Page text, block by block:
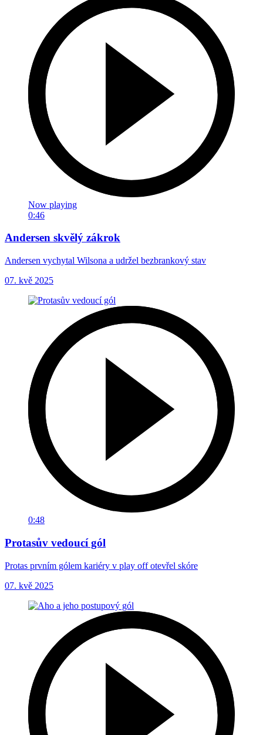
Now playing
0:46
Andersen skvělý zákrok
Andersen vychytal Wilsona a udržel bezbrankový stav
07. kvě 2025
0:48
Protasův vedoucí gól
Protas prvním gólem kariéry v play off otevřel skóre
07. kvě 2025